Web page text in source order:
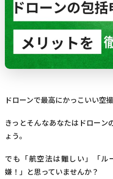
ドローンで最高にかっこいい空
きっとそんなあなたはドロー
ょう。
でも「航空法は難しい」「ル
嫌！」と思っていませんか？